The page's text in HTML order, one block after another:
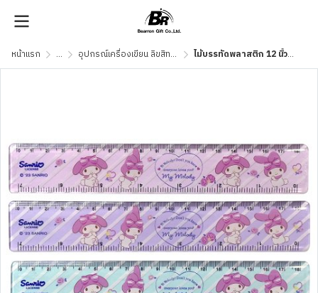
หน้าแรก ... อุปกรณ์เครื่องเขียน ลิขสิทธิ์แท้ ไม้บรรทัดพลาสติก 12 นิ้ว MMR03